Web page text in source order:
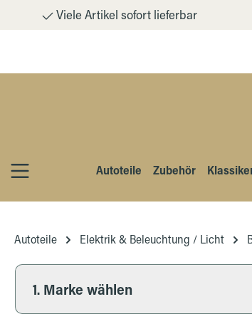
Hauptinhalt springen
Zur Suche springen
Zur Hauptnavigation springen
Viele Artikel sofort lieferbar
Autoteile
Zubehör
Autoteile Elektrik & Beleuchtung / Licht